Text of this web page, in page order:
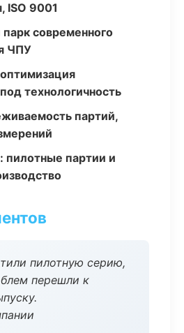
ISO 9001
современного
ЧПУ
технологичность
партий,
пилотные партии и
пилотную серию,
перешли к